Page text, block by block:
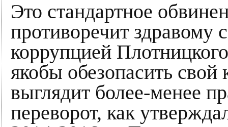
Это стандартное
противоречит
коррупцией
якобы обезопасить
выглядит более-менее
переворот, как